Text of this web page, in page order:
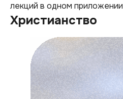
лекций в одном приложении
Христианство